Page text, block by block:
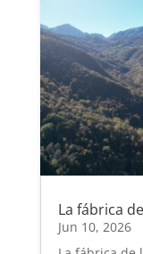
La fábrica
Jun 10, 2026